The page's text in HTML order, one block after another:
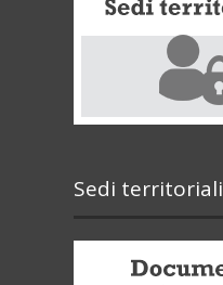
Sedi territoriali